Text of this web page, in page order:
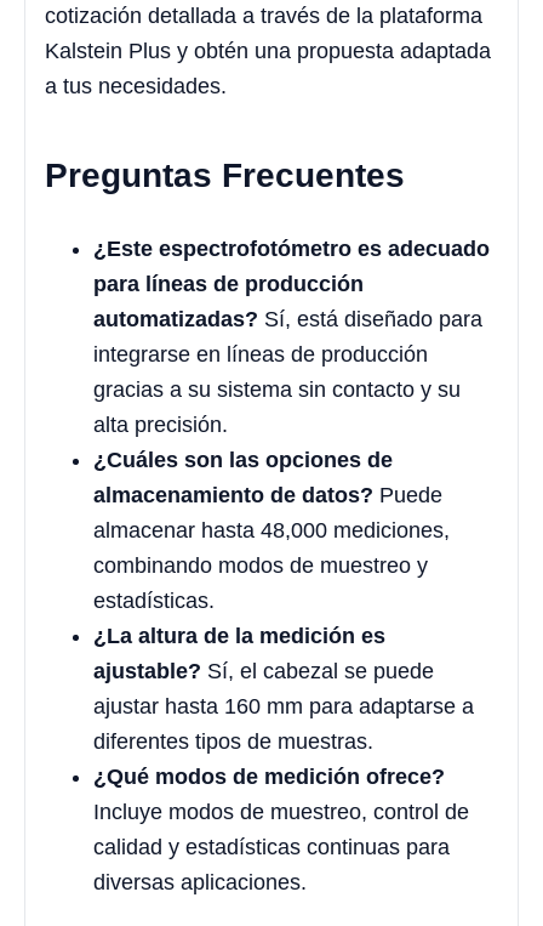
cotización detallada a través de la plataforma
Kalstein Plus y obtén una propuesta adaptada
a tus necesidades.
Preguntas Frecuentes
¿Este espectrofotómetro es adecuado
para líneas de producción
automatizadas? Sí, está diseñado para
integrarse en líneas de producción
gracias a su sistema sin contacto y su
alta precisión.
¿Cuáles son las opciones de
almacenamiento de datos? Puede
almacenar hasta 48,000 mediciones,
combinando modos de muestreo y
estadísticas.
¿La altura de la medición es
ajustable? Sí, el cabezal se puede
ajustar hasta 160 mm para adaptarse a
diferentes tipos de muestras.
¿Qué modos de medición ofrece?
Incluye modos de muestreo, control de
calidad y estadísticas continuas para
diversas aplicaciones.